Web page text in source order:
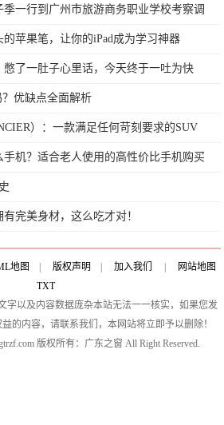
一行到广州市旅游商务职业学校考察调
苹果笔，让你的iPad成为学习神器
憋了一肚子心里话，今天终于一吐为快
？优缺点全面解析
）：一款满足任何苛刻要求的SUV
手机？适合老人使用的高性价比手机购买
完美身材，这么吃才对！
地图 版权声明 加入我们
网站地图
TXT
字以及内容数据庞杂本站无法一一核实，如果您发
的内容，请联系我们，本网站将立即予以删除！
版权所有：广东之窗 All Right Reserved.